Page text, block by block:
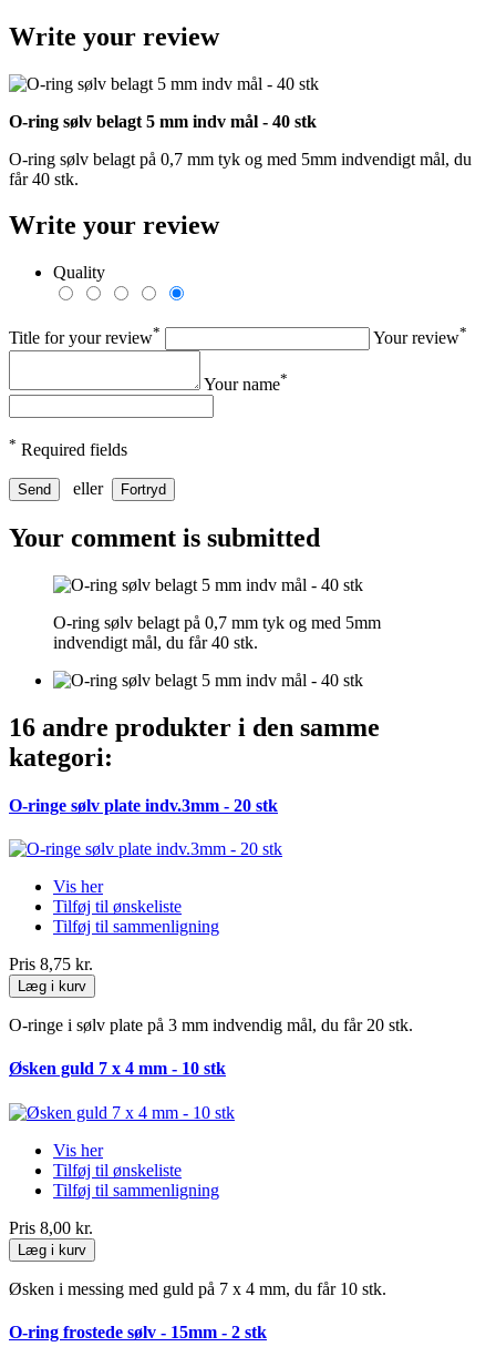
Write your review
O-ring sølv belagt 5 mm indv mål - 40 stk
O-ring sølv belagt på 0,7 mm tyk og med 5mm indvendigt mål, du
får 40 stk.
Write your review
Quality
Title for your review* Your review*
Your name*
* Required fields
Send eller Fortryd
Your comment is submitted
O-ring sølv belagt på 0,7 mm tyk og med 5mm
indvendigt mål, du får 40 stk.
16 andre produkter i den samme
kategori:
O-ringe sølv plate indv.3mm - 20 stk
Vis her
Tilføj til ønskeliste
Tilføj til sammenligning
Pris 8,75 kr.
Læg i kurv
O-ringe i sølv plate på 3 mm indvendig mål, du får 20 stk.
Øsken guld 7 x 4 mm - 10 stk
Vis her
Tilføj til ønskeliste
Tilføj til sammenligning
Pris 8,00 kr.
Læg i kurv
Øsken i messing med guld på 7 x 4 mm, du får 10 stk.
O-ring frostede sølv - 15mm - 2 stk